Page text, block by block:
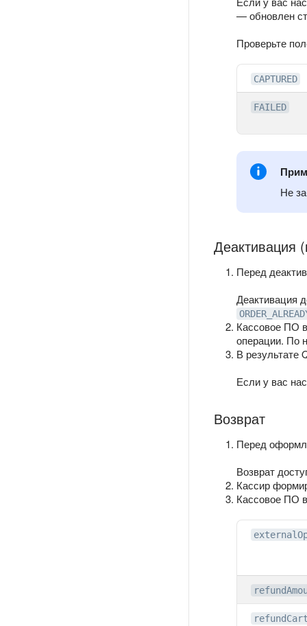
— обновлен
Проверьте
CAPTURED
FAILED
Не
Деактивация
Перед
Деактивация
Кассовое ПО
операции. По
В результате
Если у вас
Возврат
Перед
Возврат
Кассир
Кассовое ПО